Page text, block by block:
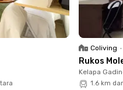
memasak harian
bersantai
fokus beraktivitas tanpa
Tinggal di Rukita Kosku
nyaman, dan efisien.
Coliving •
Rukos
Kelapa
1.6 km